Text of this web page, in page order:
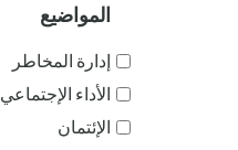
المواضيع
إدارة المخاطر
الأداء الإجتماعي
الإئتمان